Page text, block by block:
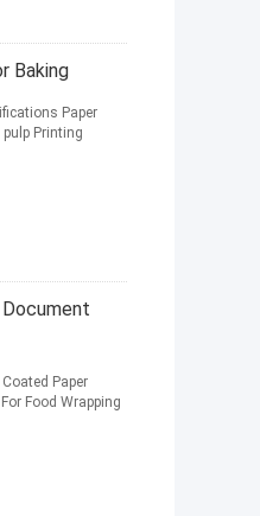
Baking
Paper
Printing
Paper
Food Wrapping